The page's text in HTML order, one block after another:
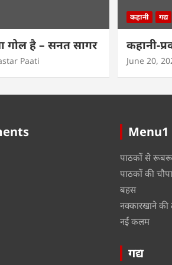
गोल है – सनत सागर
Paati
कहानी गद्य
कहानी-
June 20,
Menu1
पाठकों से रूबरू
पाठकों की
बहस
नक्कारखाने की
नई कलम
गद्य